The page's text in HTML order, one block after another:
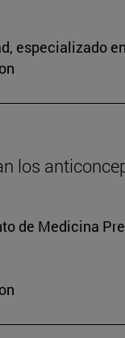
especializado
los
de Medicina